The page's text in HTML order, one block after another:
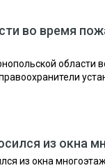
во время
области
из окна
из окна